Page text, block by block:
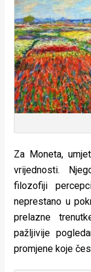
Za Moneta,
vrijednosti.
filozofiji
neprestano u
prelazne
pažljivije
promjene koje